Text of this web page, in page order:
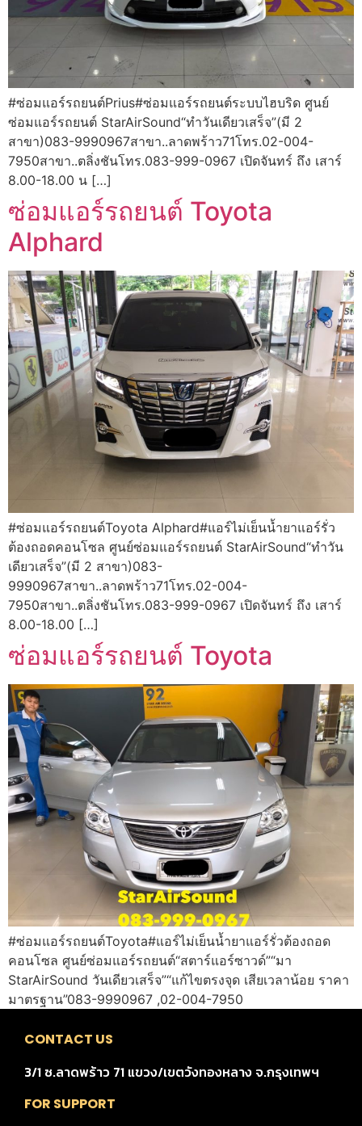
#ซ่อมแอร์รถยนต์Prius#ซ่อมแอร์รถยนต์ระบบไฮบริด ศูนย์
ซ่อมแอร์รถยนต์ StarAirSound“ทำวันเดียวเสร็จ”(มี 2
สาขา)083-9990967สาขา..ลาดพร้าว71โทร.02-004-
7950สาขา..ตลิ่งชันโทร.083-999-0967 เปิดจันทร์ ถึง เสาร์
8.00-18.00 น […]
ซ่อมแอร์รถยนต์ Toyota
Alphard
#ซ่อมแอร์รถยนต์Toyota Alphard#แอร์ไม่เย็นน้ำยาแอร์รั่ว
ต้องถอดคอนโซล ศูนย์ซ่อมแอร์รถยนต์ StarAirSound“ทำวัน
เดียวเสร็จ”(มี 2 สาขา)083-
9990967สาขา..ลาดพร้าว71โทร.02-004-
7950สาขา..ตลิ่งชันโทร.083-999-0967 เปิดจันทร์ ถึง เสาร์
8.00-18.00 […]
ซ่อมแอร์รถยนต์ Toyota
#ซ่อมแอร์รถยนต์Toyota#แอร์ไม่เย็นน้ำยาแอร์รั่วต้องถอด
คอนโซล ศูนย์ซ่อมแอร์รถยนต์“สตาร์แอร์ซาวด์”“มา
StarAirSound วันเดียวเสร็จ”“แก้ไขตรงจุด เสียเวลาน้อย ราคา
มาตรฐาน”083-9990967 ,02-004-7950
CONTACT US
3/1 ซ.ลาดพร้าว 71 แขวง/เขตวังทองหลาง จ.กรุงเทพฯ
FOR SUPPORT